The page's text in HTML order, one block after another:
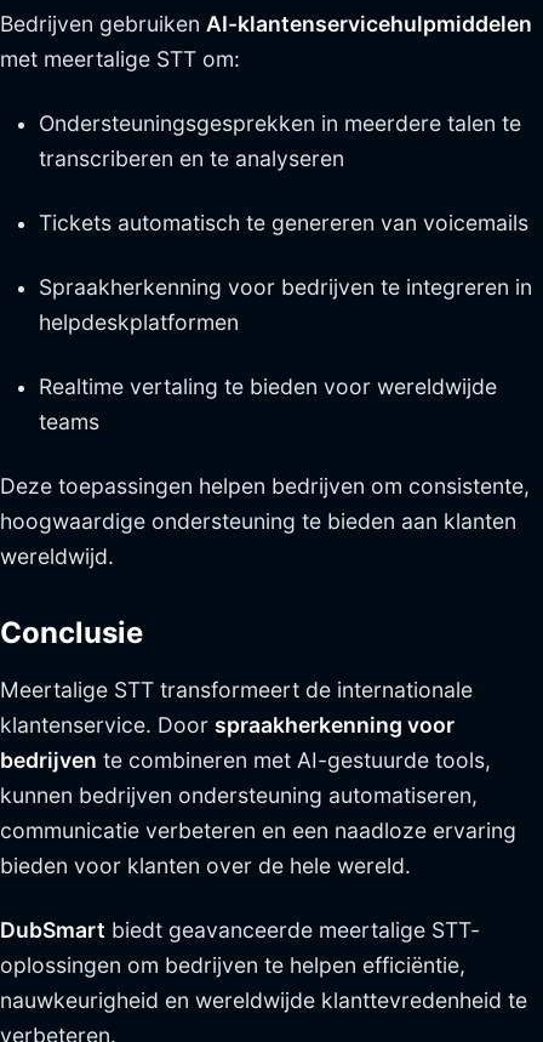
Bedrijven gebruiken AI-klantenservicehulpmiddelen
met meertalige STT om:
Ondersteuningsgesprekken in meerdere talen te
transcriberen en te analyseren
Tickets automatisch te genereren van voicemails
Spraakherkenning voor bedrijven te integreren in
helpdeskplatformen
Realtime vertaling te bieden voor wereldwijde
teams
Deze toepassingen helpen bedrijven om consistente,
hoogwaardige ondersteuning te bieden aan klanten
wereldwijd.
Conclusie
Meertalige STT transformeert de internationale
klantenservice. Door spraakherkenning voor
bedrijven te combineren met AI-gestuurde tools,
kunnen bedrijven ondersteuning automatiseren,
communicatie verbeteren en een naadloze ervaring
bieden voor klanten over de hele wereld.
DubSmart biedt geavanceerde meertalige STT-
oplossingen om bedrijven te helpen efficiëntie,
nauwkeurigheid en wereldwijde klanttevredenheid te
verbeteren.